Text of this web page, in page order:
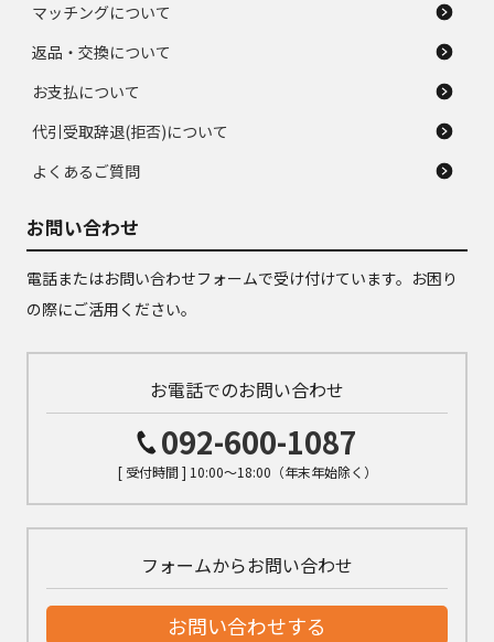
マッチングについて
返品・交換について
お支払について
代引受取辞退(拒否)について
よくあるご質問
お問い合わせ
電話またはお問い合わせフォームで受け付けています。お困り
の際にご活用ください。
お電話でのお問い合わせ
092-600-1087
[ 受付時間 ] 10:00～18:00（年末年始除く）
フォームからお問い合わせ
お問い合わせする